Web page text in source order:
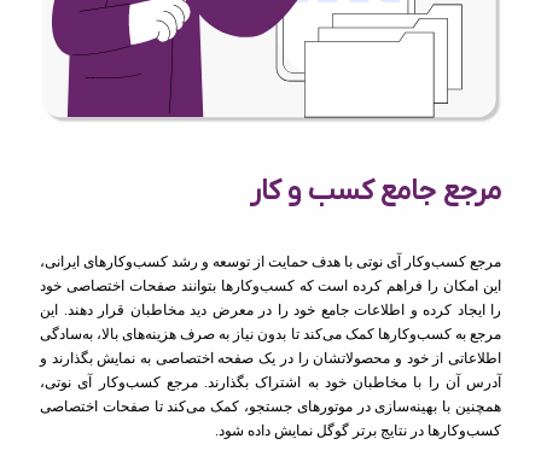
مرجع جامع کسب و کار
مرجع کسب‌وکار آی نوتی با هدف حمایت از توسعه و رشد کسب‌وکارهای ایرانی،
این امکان را فراهم کرده است که کسب‌وکارها بتوانند صفحات اختصاصی خود
را ایجاد کرده و اطلاعات جامع خود را در معرض دید مخاطبان قرار دهند. این
مرجع به کسب‌وکارها کمک می‌کند تا بدون نیاز به صرف هزینه‌های بالا، به‌سادگی
اطلاعاتی از خود و محصولاتشان را در یک صفحه اختصاصی به نمایش بگذارند و
آدرس آن را با مخاطبان خود به اشتراک بگذارند. مرجع کسب‌وکار آی نوتی،
همچنین با بهینه‌سازی در موتورهای جستجو، کمک می‌کند تا صفحات اختصاصی
کسب‌وکارها در نتایج برتر گوگل نمایش داده شود.